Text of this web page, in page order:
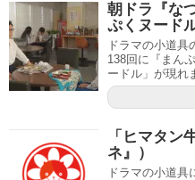
朝ドラ『な
ぷくヌードル
ドラマの小道具
138回に『まん
ードル」が現れ
「ヒマタン
ネ』）
ドラマの小道具